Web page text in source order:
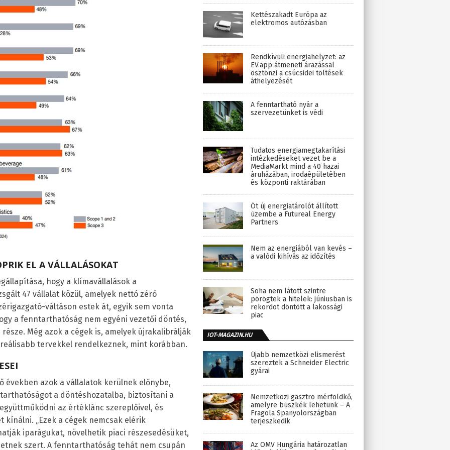
EL A VÁLLALÁSOKAT
hogy a klímavállalások a
47 vállalat közül, amelyek nettó zéró
váltáson estek át, egyik sem vonta
a fenntarthatóság nem egyéni vezetői döntés,
Még azok a cégek is, amelyek újrakalibrálják
tervekkel rendelkeznek, mint korábban.
években azok a vállalatok kerülnek előnybe,
a döntéshozatalba, biztosítani a
az értéklánc szereplőivel, és
„Ezek a cégek nemcsak elérik
iparágukat, növelhetik piaci részesedésüket,
szert. A fenntarthatóság tehát nem csupán
Kettészakadt Európa az
elektromos autózásban
Rendkívüli energiahelyzet: az
EV.app átmeneti árazással
ösztönzi a csúcsidei töltések
áthelyezését
A fenntartható nyár a
szervezetünket is védi
Tudatos energiamegtakarítási
intézkedéseket vezet be a
MediaMarkt mind a 40 hazai
áruházában, irodaépületében
és központi raktárában
Öt új energiatárolót állított
üzembe a Futureal Energy
Partners
Nem az energiából van kevés –
a valódi kihívás az időzítés
Soha nem látott szintre
pörögtek a hitelek: júniusban is
rekordot döntött a lakossági
piac
IOT-MAGAZIN.HU
Újabb nemzetközi elismerést
szereztek a Schneider Electric
gyárai
Nemzetközi gasztro mérföldkő,
amelyre büszkék lehetünk – A
Fragola Spanyolországban
terjeszkedik
Az OMV Hungária határozatlan